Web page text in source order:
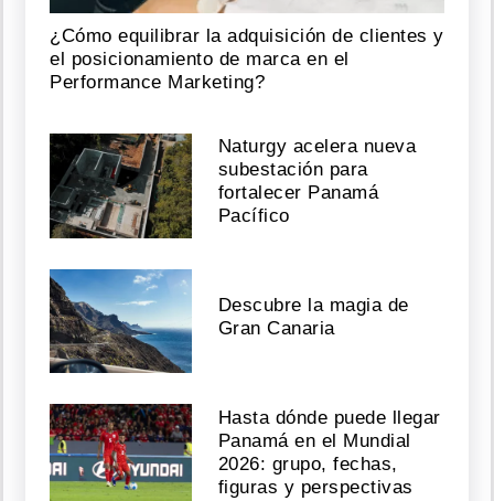
¿Cómo equilibrar la adquisición de clientes y
el posicionamiento de marca en el
Performance Marketing?
Naturgy acelera nueva
subestación para
fortalecer Panamá
Pacífico
Descubre la magia de
Gran Canaria
Hasta dónde puede llegar
Panamá en el Mundial
2026: grupo, fechas,
figuras y perspectivas